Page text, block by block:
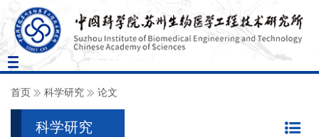
Toggle
navigation
首页 科学研究 论文
科学研究